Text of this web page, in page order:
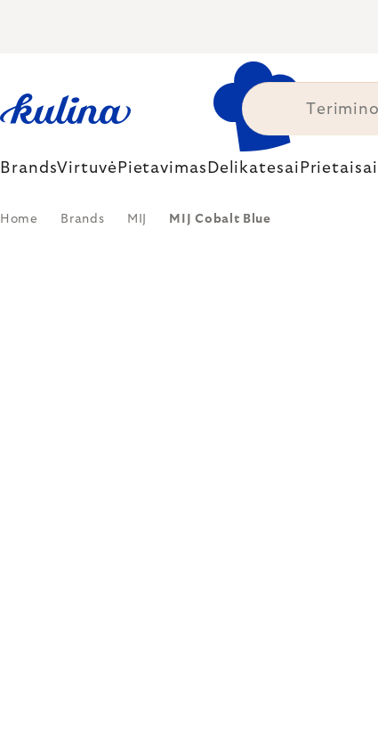
BrandsVirtuvė Pietavimas Delikatesai Prietaisai
Home Brands MIJ MIJ Cobalt Blue